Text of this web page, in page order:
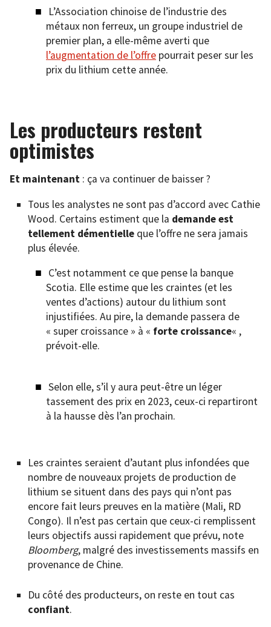
L’Association chinoise de l’industrie des
métaux non ferreux, un groupe industriel de
premier plan, a elle-même averti que
l’augmentation de l’offre pourrait peser sur les
prix du lithium cette année.
Les producteurs restent
optimistes
Et maintenant : ça va continuer de baisser ?
Tous les analystes ne sont pas d’accord avec Cathie
Wood. Certains estiment que la demande est
tellement démentielle que l’offre ne sera jamais
plus élevée.
C’est notamment ce que pense la banque
Scotia. Elle estime que les craintes (et les
ventes d’actions) autour du lithium sont
injustifiées. Au pire, la demande passera de
« super croissance » à « forte croissance« ,
prévoit-elle.
Selon elle, s’il y aura peut-être un léger
tassement des prix en 2023, ceux-ci repartiront
à la hausse dès l’an prochain.
Les craintes seraient d’autant plus infondées que
nombre de nouveaux projets de production de
lithium se situent dans des pays qui n’ont pas
encore fait leurs preuves en la matière (Mali, RD
Congo). Il n’est pas certain que ceux-ci remplissent
leurs objectifs aussi rapidement que prévu, note
Bloomberg, malgré des investissements massifs en
provenance de Chine.
Du côté des producteurs, on reste en tout cas
confiant.